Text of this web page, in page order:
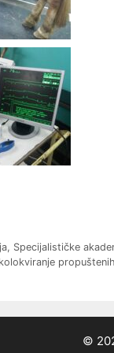
Specijalističke
©